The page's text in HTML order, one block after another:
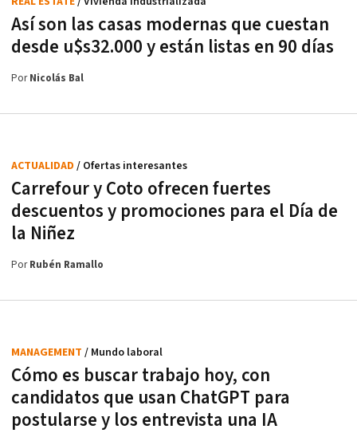
Así son las casas modernas que cuestan
desde u$s32.000 y están listas en 90 días
PorNicolás Bal
Carrefour y Coto ofrecen fuertes
descuentos y promociones para el Día de
la Niñez
ACTUALIDAD / Ofertas interesantes
PorRubén Ramallo
Cómo es buscar trabajo hoy, con
candidatos que usan ChatGPT para
postularse y los entrevista una IA
MANAGEMENT / Mundo laboral